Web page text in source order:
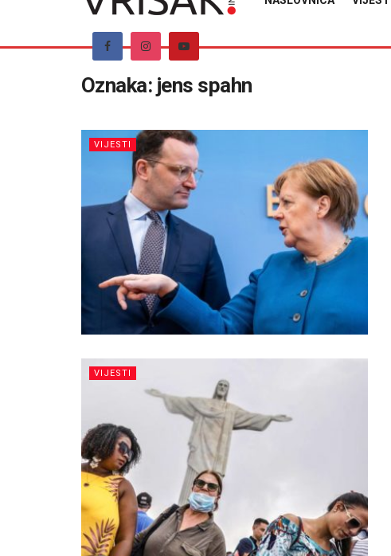
Oznaka: jens spahn
VIJESTI
VIJESTI